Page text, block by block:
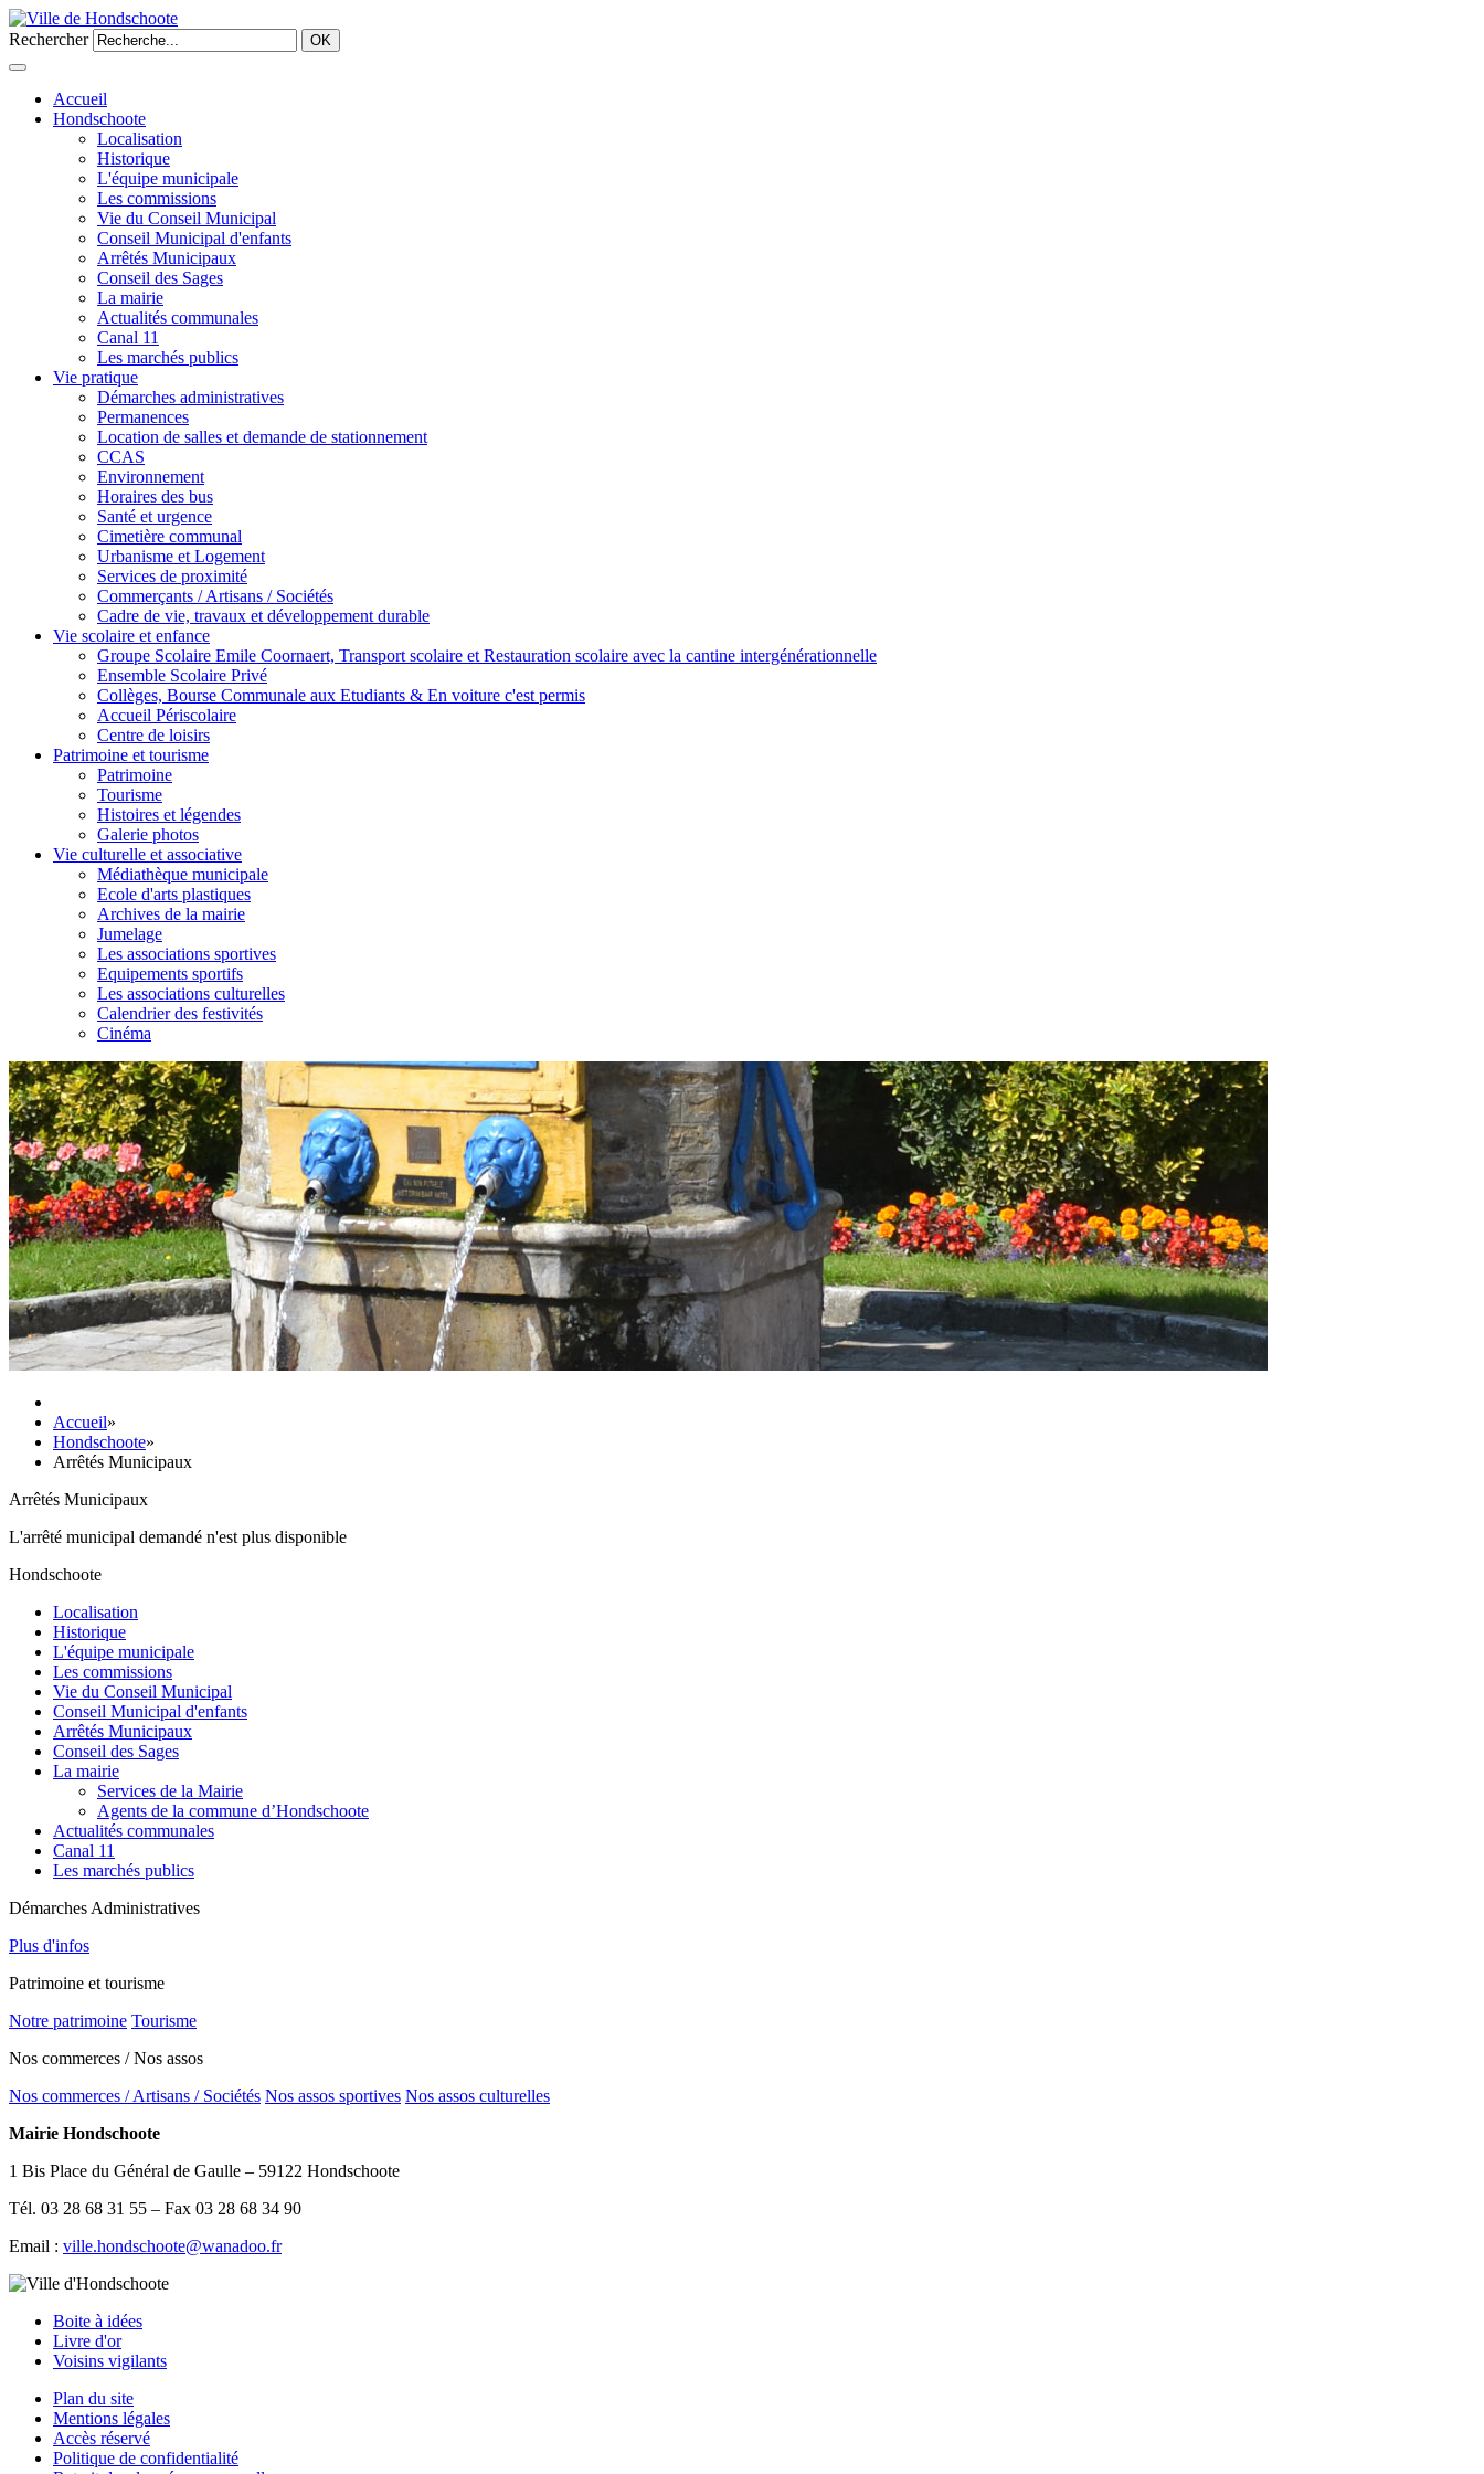
Rechercher OK
Accueil
Hondschoote
Localisation
Historique
L'équipe municipale
Les commissions
Vie du Conseil Municipal
Conseil Municipal d'enfants
Arrêtés Municipaux
Conseil des Sages
La mairie
Actualités communales
Canal 11
Les marchés publics
Vie pratique
Démarches administratives
Permanences
Location de salles et demande de stationnement
CCAS
Environnement
Horaires des bus
Santé et urgence
Cimetière communal
Urbanisme et Logement
Services de proximité
Commerçants / Artisans / Sociétés
Cadre de vie, travaux et développement durable
Vie scolaire et enfance
Groupe Scolaire Emile Coornaert, Transport scolaire et Restauration scolaire avec la cantine intergénérationnelle
Ensemble Scolaire Privé
Collèges, Bourse Communale aux Etudiants & En voiture c'est permis
Accueil Périscolaire
Centre de loisirs
Patrimoine et tourisme
Patrimoine
Tourisme
Histoires et légendes
Galerie photos
Vie culturelle et associative
Médiathèque municipale
Ecole d'arts plastiques
Archives de la mairie
Jumelage
Les associations sportives
Equipements sportifs
Les associations culturelles
Calendrier des festivités
Cinéma
Accueil»
Hondschoote»
Arrêtés Municipaux
Arrêtés Municipaux
L'arrêté municipal demandé n'est plus disponible
Hondschoote
Localisation
Historique
L'équipe municipale
Les commissions
Vie du Conseil Municipal
Conseil Municipal d'enfants
Arrêtés Municipaux
Conseil des Sages
La mairie
Services de la Mairie
Agents de la commune d’Hondschoote
Actualités communales
Canal 11
Les marchés publics
Démarches Administratives
Plus d'infos
Patrimoine et tourisme
Notre patrimoine Tourisme
Nos commerces / Nos assos
Nos commerces / Artisans / Sociétés Nos assos sportives Nos assos culturelles
Mairie Hondschoote
1 Bis Place du Général de Gaulle – 59122 Hondschoote
Tél. 03 28 68 31 55 – Fax 03 28 68 34 90
Email : ville.hondschoote@wanadoo.fr
Boite à idées
Livre d'or
Voisins vigilants
Plan du site
Mentions légales
Accès réservé
Politique de confidentialité